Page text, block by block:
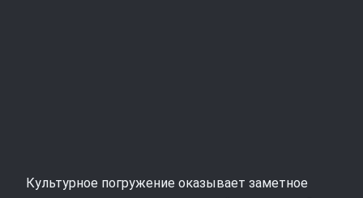
Культурное погружение оказывает заметное